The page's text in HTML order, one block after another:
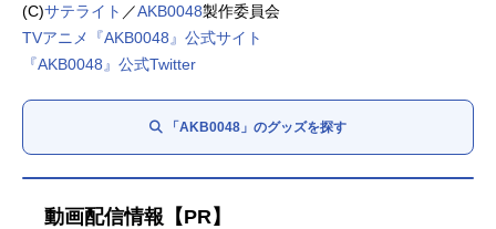
(C)サテライト ／AKB0048製作委員会
TVアニメ『AKB0048』公式サイト
『AKB0048』公式Twitter
「AKB0048」のグッズを探す
動画配信情報【PR】